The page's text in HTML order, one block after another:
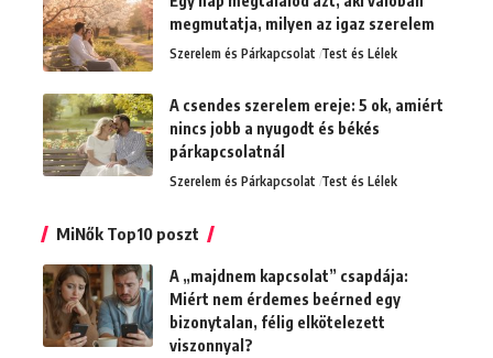
megmutatja, milyen az igaz szerelem
Szerelem és Párkapcsolat Test és Lélek
A csendes szerelem ereje: 5 ok, amiért
nincs jobb a nyugodt és békés
párkapcsolatnál
Szerelem és Párkapcsolat Test és Lélek
MiNők Top10 poszt
A „majdnem kapcsolat” csapdája:
Miért nem érdemes beérned egy
bizonytalan, félig elkötelezett
viszonnyal?